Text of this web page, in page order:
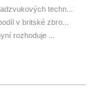
techn...
v britské zbro...
rozhoduje ...